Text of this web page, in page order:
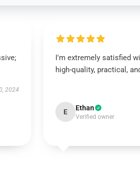
2024
I'm extremely satisfied
high-quality, practical,
E Ethan
Verified owner